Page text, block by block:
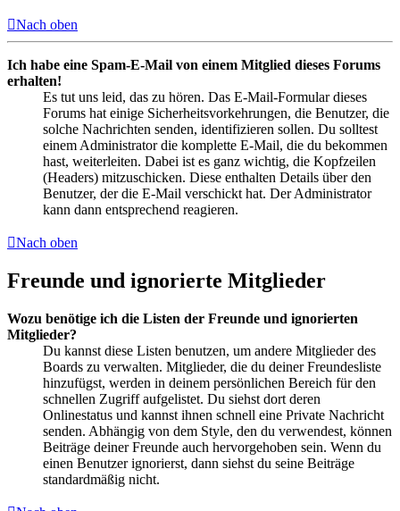
Nach oben
Ich habe eine Spam-E-Mail von einem Mitglied dieses Forums
erhalten!
Es tut uns leid, das zu hören. Das E-Mail-Formular dieses
Forums hat einige Sicherheitsvorkehrungen, die Benutzer, die
solche Nachrichten senden, identifizieren sollen. Du solltest
einem Administrator die komplette E-Mail, die du bekommen
hast, weiterleiten. Dabei ist es ganz wichtig, die Kopfzeilen
(Headers) mitzuschicken. Diese enthalten Details über den
Benutzer, der die E-Mail verschickt hat. Der Administrator
kann dann entsprechend reagieren.
Nach oben
Freunde und ignorierte Mitglieder
Wozu benötige ich die Listen der Freunde und ignorierten
Mitglieder?
Du kannst diese Listen benutzen, um andere Mitglieder des
Boards zu verwalten. Mitglieder, die du deiner Freundesliste
hinzufügst, werden in deinem persönlichen Bereich für den
schnellen Zugriff aufgelistet. Du siehst dort deren
Onlinestatus und kannst ihnen schnell eine Private Nachricht
senden. Abhängig von dem Style, den du verwendest, können
Beiträge deiner Freunde auch hervorgehoben sein. Wenn du
einen Benutzer ignorierst, dann siehst du seine Beiträge
standardmäßig nicht.